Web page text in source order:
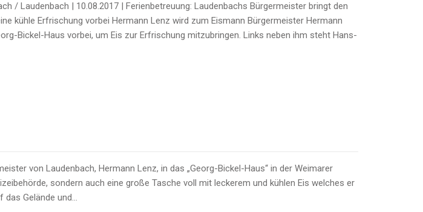
/ Laudenbach | 10.08.2017 | Ferienbetreuung: Laudenbachs Bürgermeister bringt den
kühle Erfrischung vorbei Hermann Lenz wird zum Eismann Bürgermeister Hermann
Bickel-Haus vorbei, um Eis zur Erfrischung mitzubringen. Links neben ihm steht Hans-
von Laudenbach, Hermann Lenz, in das „Georg-Bickel-Haus“ in der Weimarer
sondern auch eine große Tasche voll mit leckerem und kühlen Eis welches er
das Gelände und…